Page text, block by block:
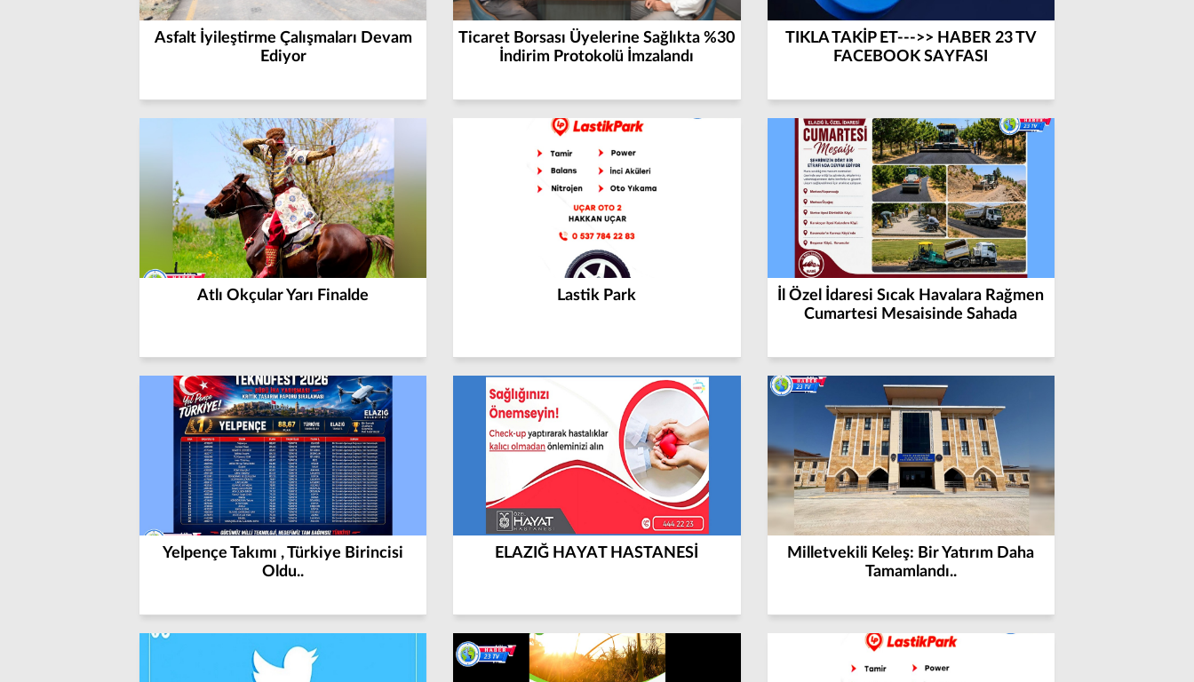
Asfalt İyileştirme Çalışmaları Devam
Ediyor
Ticaret Borsası Üyelerine Sağlıkta %30
İndirim Protokolü İmzalandı
TIKLA TAKİP ET--->> HABER 23 TV
FACEBOOK SAYFASI
Atlı Okçular Yarı Finalde Lastik Park
İl Özel İdaresi Sıcak Havalara Rağmen
Cumartesi Mesaisinde Sahada
Yelpençe Takımı , Türkiye Birincisi
Oldu..
ELAZIĞ HAYAT HASTANESİ
Milletvekili Keleş: Bir Yatırım Daha
Tamamlandı..